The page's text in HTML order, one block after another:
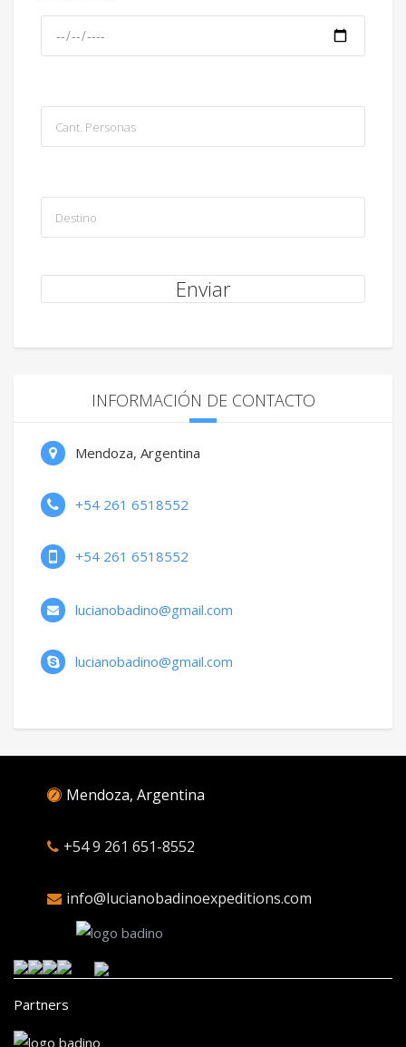
INFORMACIÓN DE CONTACTO
Mendoza, Argentina
+54 261 6518552
+54 261 6518552
lucianobadino@gmail.com
lucianobadino@gmail.com
Mendoza, Argentina
+54 9 261 651-8552
info@lucianobadinoexpeditions.com
Partners